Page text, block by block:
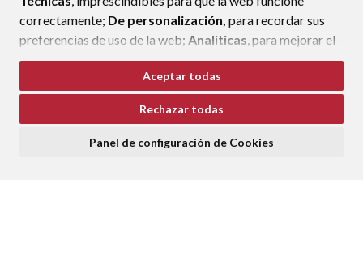
correctamente; De personalización, para recordar sus
preferencias de uso de la web; Analíticas, para mejorar el
funcionamiento de la web y sus servicios.
Si acepta pulsando el botón“Aceptar todas”
consideramos que acepta su uso. Si pulsa el botón
ninguna acción, se guardarán las cookies técnicas
Aceptar todas
Rechazar todas
Panel de configuración de Cookies